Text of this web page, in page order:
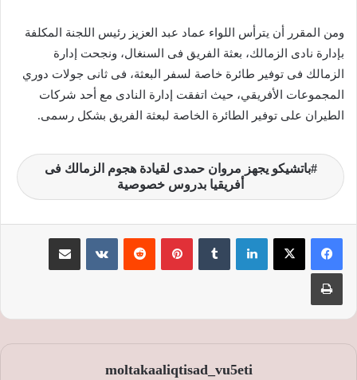
ومن المقرر أن يترأس اللواء عماد عبد العزيز رئيس اللجنة المكلفة
بإدارة نادى الزمالك، بعثة الفريق فى السنغال، ونجحت إدارة
الزمالك فى توفير طائرة خاصة لسفر البعثة، فى ثانى جولات دوري
المجموعات الأفريقي، حيث اتفقت إدارة النادى مع أحد شركات
الطيران على توفير الطائرة الخاصة لبعثة الفريق بشكل رسمى.
باتشيكو يجهز مروان حمدى لقيادة هجوم الزمالك فى
أفريقيا بدروس خصوصية
لينكدإن بينتيريست
moltakaaliqtisad_vu5eti